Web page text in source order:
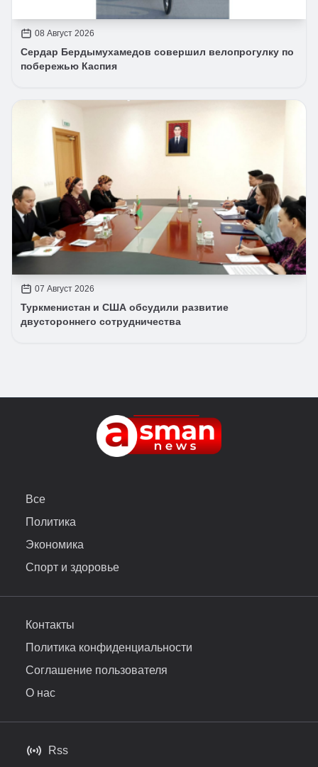
08 Август 2026
Сердар Бердымухамедов совершил велопрогулку по
побережью Каспия
07 Август 2026
Туркменистан и США обсудили развитие
двустороннего сотрудничества
Все
Политика
Экономика
Спорт и здоровье
Контакты
Политика конфиденциальности
Соглашение пользователя
О нас
Rss